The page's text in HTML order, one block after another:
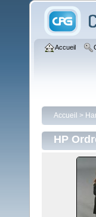
Accueil
Accueil >
HP